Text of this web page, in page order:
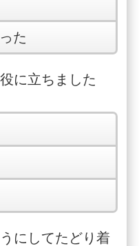
た
に立ちました
にしてたどり着